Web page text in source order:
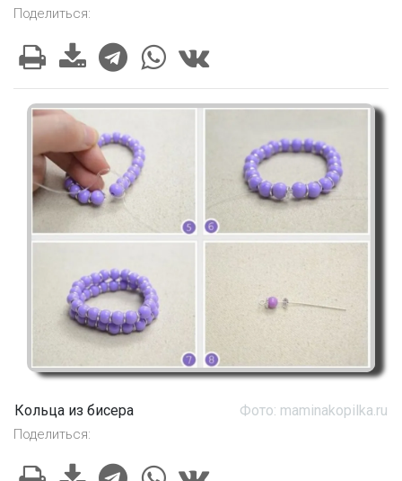
Поделиться:
Кольца из бисера Фото: maminakopilka.ru
Поделиться: